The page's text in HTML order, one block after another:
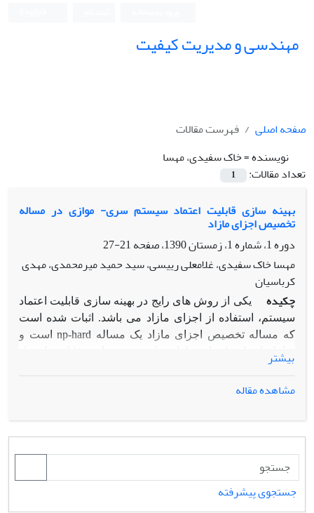
مهندسی و مدیریت کیفیت
صفحه اصلی
فهرست مقالات
نویسنده =خاک سفیدی، مهسا
تعداد مقالات:
1
بهینه سازی قابلیت اعتماد سیستم سری- موازی در مساله
تخصیص اجزای مازاد
دوره 1، شماره 1، زمستان 1390، صفحه
21-27
مهسا خاک سفیدی، غلامعلی رییسی، سید حمید میرمحمدی، مهدی
کرباسیان
چکیده
یکی از روش های رایج در بهینه سازی قابلیت اعتماد
سیستم، استفاده از اجزای مازاد می باشد. اثبات شده است
که مساله تخصیص اجزای مازاد یک مساله np-hardاست و
سیستم، براساس محدودیت-های از پیش تعیین شده می باشد.
در این مقاله به ماکزیمم سازی قابلیت اعتماد سیستم سری-
فرض وجود چند نوع مختلف برای اجزا درنظر گرفته شده
است، بدان معنا که علاوه بر تعیین تعداد اجزا ، لازم است از
بین انواع حالت های امکان پذیر برای تخصیص، نوع جز
مناسبی نیز انتخاب گردد. این مساله به صورت یک گراف سه
سطحی مدل شده است که برای حل آن از الگوریتم اجتماع
بیشتر
مشاهده مقاله
جستجوی پیشرفته